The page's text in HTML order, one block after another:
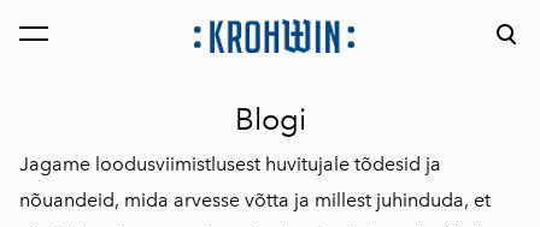
lisati ostukorvi. Vaata ostukorvi
Blogi
Jagame loodusviimistlusest huvitujale tõdesid ja
nõuandeid, mida arvesse võtta ja millest juhinduda, et